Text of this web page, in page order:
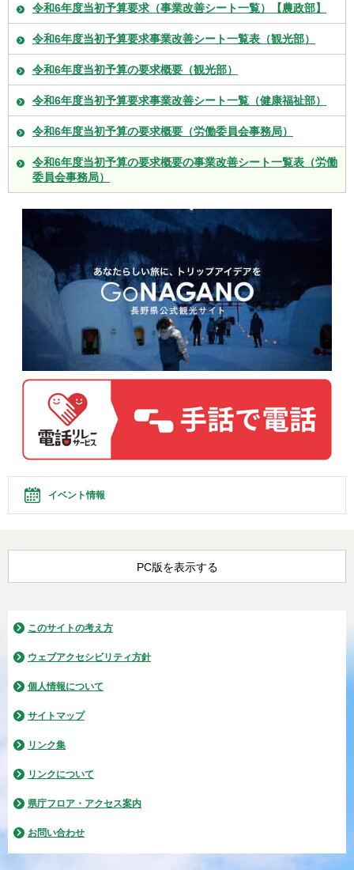
令和6年度当初予算要求（事業改善シート一覧）【農政部】
令和6年度当初予算要求事業改善シート一覧表（観光部）
令和6年度当初予算の要求概要（観光部）
令和6年度当初予算要求事業改善シート一覧（健康福祉部）
令和6年度当初予算の要求概要（労働委員会事務局）
令和6年度当初予算の要求概要の事業改善シート一覧表（労働
委員会事務局）
イベント情報
PC版を表示する
このサイトの考え方
ウェブアクセシビリティ方針
個人情報について
サイトマップ
リンク集
リンクについて
県庁フロア・アクセス案内
お問い合わせ